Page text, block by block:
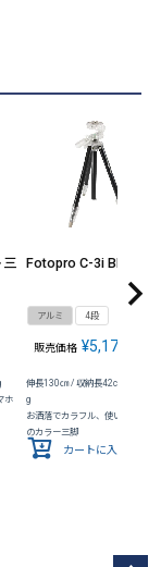
ホ
Fotopro C-3i BK
アルミ 4段
販売価格 ¥5,170
伸長130㎝ / 収納長42cm / 質量
g
お洒落でカラフル、使いやすさ抜
のカラー三脚
カートに入れる